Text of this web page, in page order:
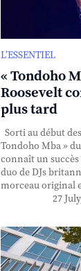
L’ESSENTIEL
« Tondoho
Roosevelt
plus tard
Sorti au début
Tondoho Mba »
connaît un
duo de DJs
morceau original
27